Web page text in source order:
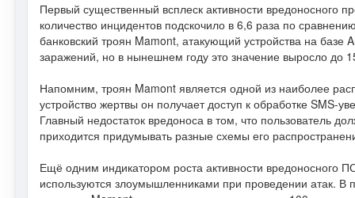
Первый существенный всплеск активности вредоносного
количество инцидентов подскочило в 6,6 раза по
банковский троян Mamont, атакующий устройства на
заражений, но в нынешнем году это значение выросло до
Напомним, троян Mamont является одной из наиболее
устройство жертвы он получает доступ к обработке
Главный недостаток вредоноса в том, что пользователь
приходится придумывать разные схемы его
Ещё одним индикатором роста активности вредоносного
используются злоумышленниками при проведении атак. В